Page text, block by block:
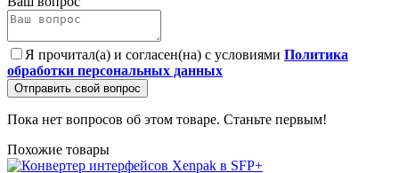
Я прочитал(а) и согласен(на) с условиями Политика
обработки персональных данных
Отправить свой вопрос
Пока нет вопросов об этом товаре. Станьте первым!
Похожие товары